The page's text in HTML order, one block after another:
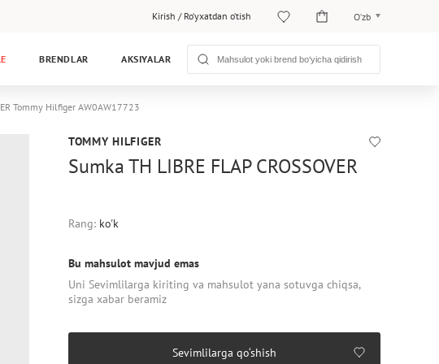
Kirish / Ro‘yxatdan o‘tish O‘zb
Рус
BRENDLAR AKSIYALAR
Tommy Hilfiger AW0AW17723
TOMMY HILFIGER
Sumka TH LIBRE FLAP CROSSOVER
Rang: ko'k
Bu mahsulot mavjud emas
Uni Sevimlilarga kiriting va mahsulot yana sotuvga chiqsa,
sizga xabar beramiz
Sevimlilarga qo‘shish